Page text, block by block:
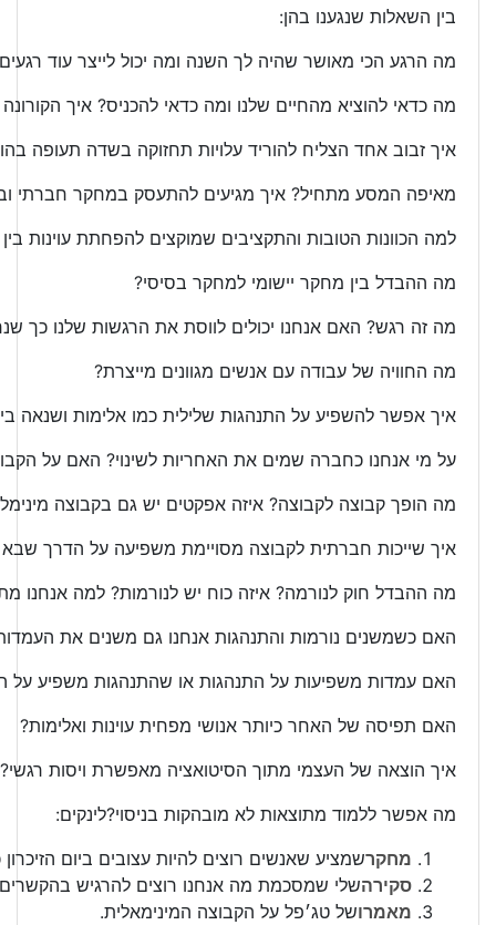
בין השאלות שנגענו בהן:
מה הרגע הכי מאושר שהיה לך השנה ומה יכול לייצר עוד
מה כדאי להוציא מהחיים שלנו ומה כדאי להכניס? איך הקורונה
איך זבוב אחד הצליח להוריד עלויות תחזוקה בשדה תעופה
מאיפה המסע מתחיל? איך מגיעים להתעסק במחקר חברתי
למה הכוונות הטובות והתקציבים שמוקצים להפחתת עוינות
מה ההבדל בין מחקר יישומי למחקר בסיסי?
מה זה רגש? האם אנחנו יכולים לווסת את הרגשות שלנו כך
מה החוויה של עבודה עם אנשים מגוונים מייצרת?
איך אפשר להשפיע על התנהגות שלילית כמו אלימות ושנאה
על מי אנחנו כחברה שמים את האחריות לשינוי? האם על
מה הופך קבוצה לקבוצה? איזה אפקטים יש גם בקבוצה
איך שייכות חברתית לקבוצה מסויימת משפיעה על הדרך
מה ההבדל חוק לנורמה? איזה כוח יש לנורמות? למה אנחנו
האם כשמשנים נורמות והתנהגות אנחנו גם משנים את
האם עמדות משפיעות על התנהגות או שהתנהגות משפיע
האם תפיסה של האחר כיותר אנושי מפחית עוינות ואלימות?
איך הוצאה של העצמי מתוך הסיטואציה מאפשרת ויסות רגשי?
מה אפשר ללמוד מתוצאות לא מובהקות בניסוי?לינקים:
מחקרשמציע שאנשים רוצים להיות עצובים ביום
סקירהשלי שמסכמת מה אנחנו רוצים להרגיש
מאמרושל טג׳פל על הקבוצה המינימאלית.